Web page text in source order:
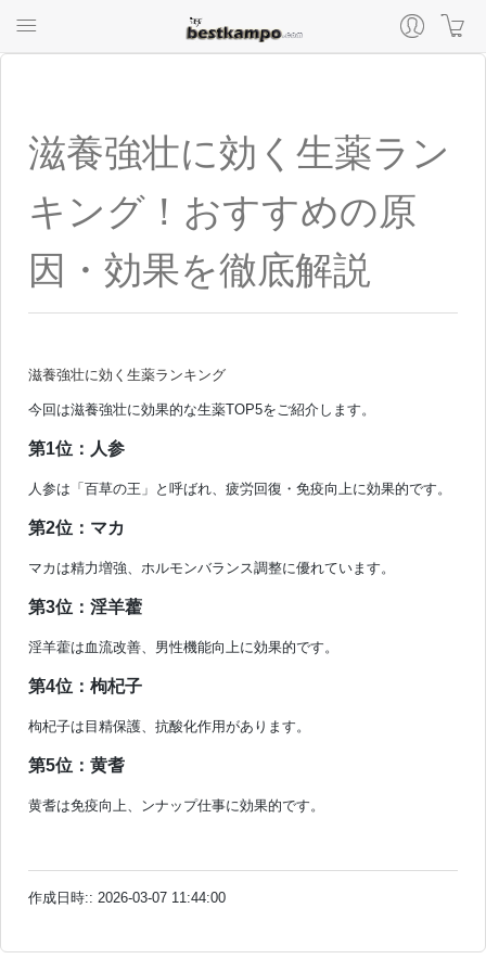
滋養強壮に効く生薬ラン
キング！おすすめの原
因・効果を徹底解説
滋養強壮に効く生薬ランキング
今回は滋養強壮に効果的な生薬TOP5をご紹介します。
第1位：人参
人参は「百草の王」と呼ばれ、疲労回復・免疫向上に効果的です。
第2位：マカ
マカは精力増強、ホルモンバランス調整に優れています。
第3位：淫羊藿
淫羊藿は血流改善、男性機能向上に効果的です。
第4位：枸杞子
枸杞子は目精保護、抗酸化作用があります。
第5位：黄耆
黄耆は免疫向上、ンナップ仕事に効果的です。
作成日時:: 2026-03-07 11:44:00